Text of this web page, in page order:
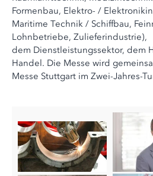
Formenbau, Elektro- /
Maritime Technik / Schiffbau,
Lohnbetriebe, Zulieferindustrie),
dem Dienstleistungssektor, dem
Handel. Die Messe wird
Messe Stuttgart im Zwei-Jahres-